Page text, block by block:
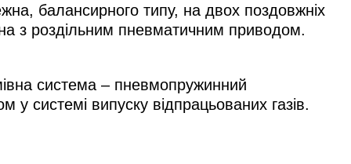
балансирного типу, на двох поздовжніх
з роздільним пневматичним приводом.
система – пневмопружинний
системі випуску відпрацьованих газів.